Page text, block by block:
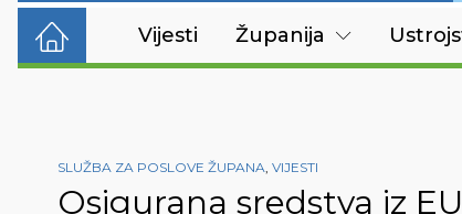
Vijesti Županija
SLUŽBA ZA POSLOVE ŽUPANA, VIJESTI
Osigurana sredstva iz